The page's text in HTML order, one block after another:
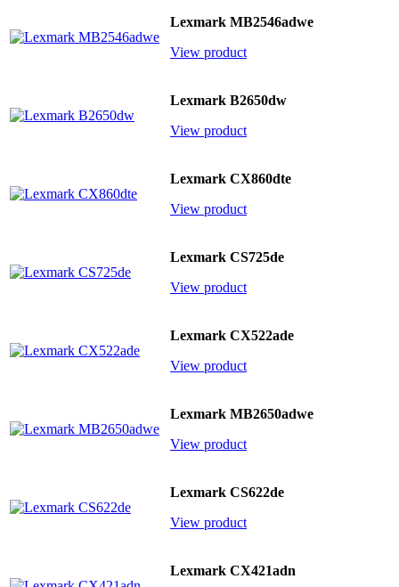
Lexmark MB2546adwe
View product
Lexmark B2650dw
View product
Lexmark CX860dte
View product
Lexmark CS725de
View product
Lexmark CX522ade
View product
Lexmark MB2650adwe
View product
Lexmark CS622de
View product
Lexmark CX421adn